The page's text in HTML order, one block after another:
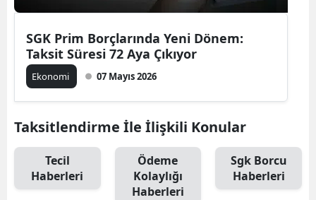
SGK Prim Borçlarında Yeni Dönem:
Taksit Süresi 72 Aya Çıkıyor
Ekonomi 07 Mayıs 2026
Taksitlendirme İle İlişkili Konular
Tecil
Haberleri
Ödeme
Kolaylığı
Haberleri
Sgk Borcu
Haberleri